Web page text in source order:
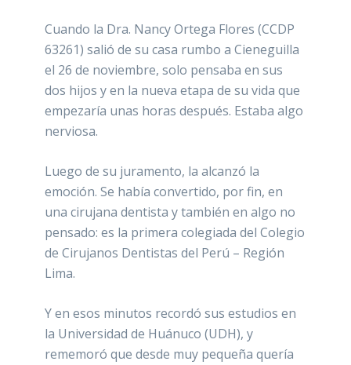
Cuando la Dra. Nancy Ortega Flores (CCDP
63261) salió de su casa rumbo a Cieneguilla
el 26 de noviembre, solo pensaba en sus
dos hijos y en la nueva etapa de su vida que
empezaría unas horas después. Estaba algo
nerviosa.
Luego de su juramento, la alcanzó la
emoción. Se había convertido, por fin, en
una cirujana dentista y también en algo no
pensado: es la primera colegiada del Colegio
de Cirujanos Dentistas del Perú – Región
Lima.
Y en esos minutos recordó sus estudios en
la Universidad de Huánuco (UDH), y
rememoró que desde muy pequeña quería